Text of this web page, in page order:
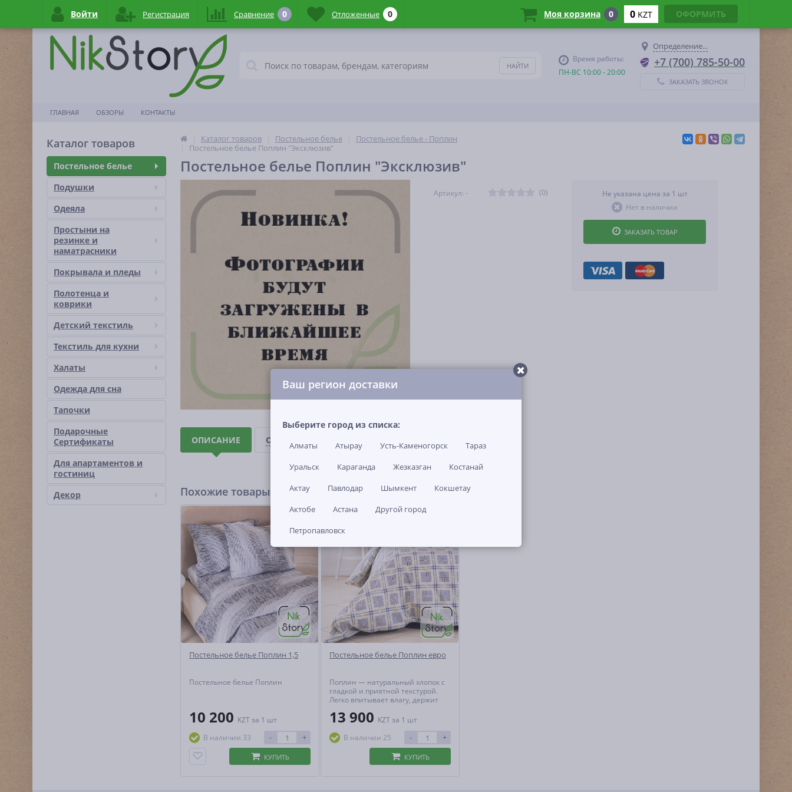
Время работы:
ПН-ВС 10:00 - 20:00
Определение...
+7 (700) 785-50-00
ЗАКАЗАТЬ ЗВОНОК
ГЛАВНАЯ ОБЗОРЫ КОНТАКТЫ
Каталог товаров
Постельное белье
Подушки
Одеяла
Простыни на
резинке и
наматраcники
Покрывала и пледы
Полотенца и
коврики
Детский текстиль
Текстиль для кухни
Халаты
Одежда для сна
Тапочки
Подарочные
Сертификаты
Для апартаментов и
гостиниц
Декор
Каталог товаров Постельное белье
Постельное белье - Поплин
Постельное белье Поплин "Эксклюзив"
Постельное белье Поплин "Эксклюзив"
Артикул: - (0)
Не указана цена за 1 шт
Нет в наличии
ЗАКАЗАТЬ ТОВАР
ОПИСАНИЕ ОТЗЫВЫ И ВОПРОСЫ
Похожие товары
Постельное белье Поплин 1,5
Постельное белье Поплин
10 200 KZTза 1 шт
В наличии 33
- +
КУПИТЬ
Постельное белье Поплин евро
Поплин — натуральный хлопок с
гладкой и приятной текстурой.
Легко впитывает влагу, держит
создавая идеальный
гипоаллергенен и не теряет
форму даже при активной
эксплуатации.
13 900 KZTза 1 шт
В наличии 25
- +
КУПИТЬ
Ваш регион доставки
Выберите город из списка:
Алматы Атырау Усть-Каменогорск
Тараз
Уральск
Караганда Жезказган
Костанай
Актау
Павлодар Шымкент
Кокшетау
Актобе
Астана
Другой город
Петропавловск
Войти Регистрация Сравнение 0 Отложенные 0 Моя корзина 0 0 KZT ОФОРМИТЬ